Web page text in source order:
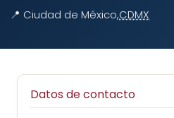
📍 Ciudad de México,CDMX
Datos de contacto